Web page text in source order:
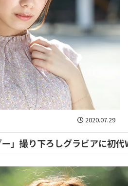
2020.07.29
ー」撮り下ろしグラビアに初